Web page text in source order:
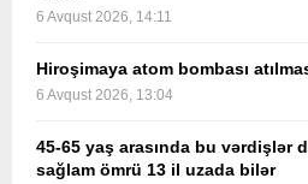
6 Avqust 2026, 14:11
Hiroşimaya atom bombası
6 Avqust 2026, 13:04
45-65 yaş arasında bu vərdişlər
sağlam ömrü 13 il uzada bilər